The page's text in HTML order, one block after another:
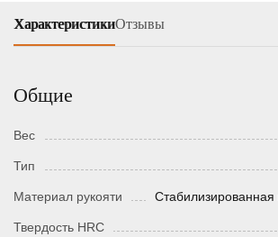
ХарактеристикиОтзывы
Общие
Вес
Тип
Материал рукояти Стабилизированная
Твердость HRC